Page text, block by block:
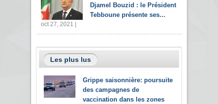
Djamel Bouzid : le Président
Tebboune présente ses...
oct 27, 2021 |
Les plus lus
Grippe saisonnière: poursuite
des campagnes de
vaccination dans les zones